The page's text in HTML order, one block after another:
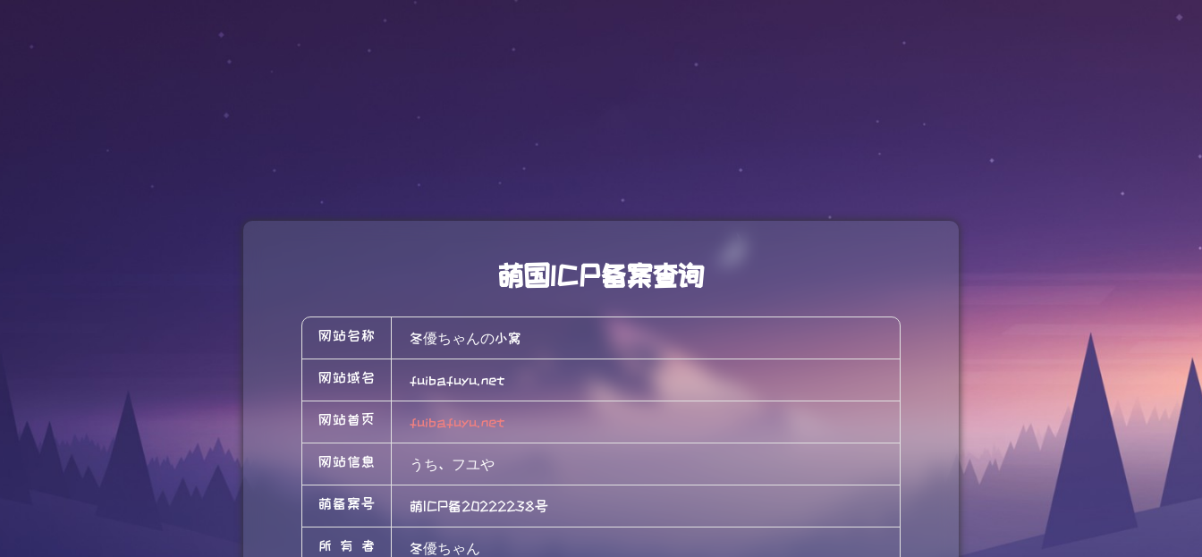
萌国ICP备案查询
网站名称 冬優ちゃんの小窝
网站域名 fuibafuyu.net
网站首页 fuibafuyu.net
网站信息 うち、フユや
萌备案号 萌ICP备20222238号
所有者 冬優ちゃん